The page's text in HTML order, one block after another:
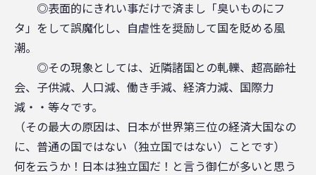
◎表面的にきれい事だけで済まし「臭いものにフ
タ」をして誤魔化し、自虐性を奨励して国を貶める風
潮。
◎その現象としては、近隣諸国との軋轢、超高齢社
会、子供減、人口減、働き手減、経済力減、国際力
減・・等々です。
（その最大の原因は、日本が世界第三位の経済大国なの
に、普通の国ではない（独立国ではない）ことです）
何を云うか！日本は独立国だ！と言う御仁が多いと思う